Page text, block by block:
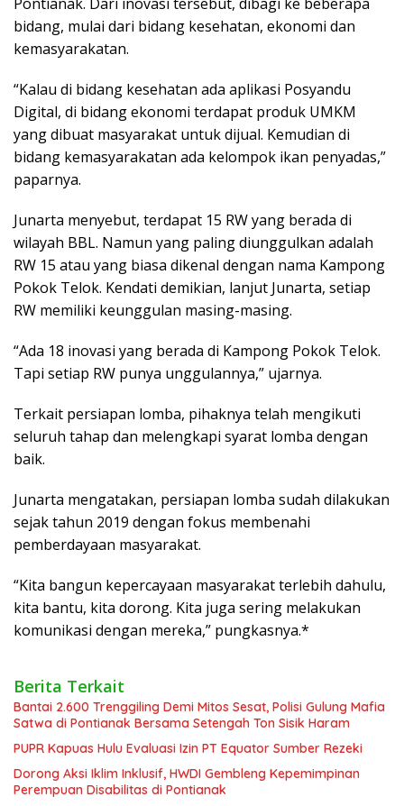
bidang, mulai dari bidang kesehatan, ekonomi dan
kemasyarakatan.
“Kalau di bidang kesehatan ada aplikasi Posyandu
Digital, di bidang ekonomi terdapat produk UMKM
yang dibuat masyarakat untuk dijual. Kemudian di
bidang kemasyarakatan ada kelompok ikan penyadas,”
paparnya.
Junarta menyebut, terdapat 15 RW yang berada di
wilayah BBL. Namun yang paling diunggulkan adalah
RW 15 atau yang biasa dikenal dengan nama Kampong
Pokok Telok. Kendati demikian, lanjut Junarta, setiap
RW memiliki keunggulan masing-masing.
“Ada 18 inovasi yang berada di Kampong Pokok Telok.
Tapi setiap RW punya unggulannya,” ujarnya.
Terkait persiapan lomba, pihaknya telah mengikuti
seluruh tahap dan melengkapi syarat lomba dengan
baik.
Junarta mengatakan, persiapan lomba sudah dilakukan
sejak tahun 2019 dengan fokus membenahi
pemberdayaan masyarakat.
“Kita bangun kepercayaan masyarakat terlebih dahulu,
kita bantu, kita dorong. Kita juga sering melakukan
komunikasi dengan mereka,” pungkasnya.*
Berita Terkait
Bantai 2.600 Trenggiling Demi Mitos Sesat, Polisi Gulung Mafia
Satwa di Pontianak Bersama Setengah Ton Sisik Haram
PUPR Kapuas Hulu Evaluasi Izin PT Equator Sumber Rezeki
Dorong Aksi Iklim Inklusif, HWDI Gembleng Kepemimpinan
Perempuan Disabilitas di Pontianak